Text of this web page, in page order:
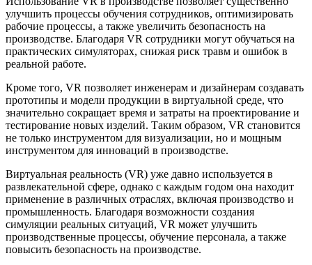
улучшить процессы обучения сотрудников, оптимизировать
рабочие процессы, а также увеличить безопасность на
производстве. Благодаря VR сотрудники могут обучаться на
практических симуляторах, снижая риск травм и ошибок в
реальной работе.
Кроме того, VR позволяет инженерам и дизайнерам создавать
прототипы и модели продукции в виртуальной среде, что
значительно сокращает время и затраты на проектирование и
тестирование новых изделий. Таким образом, VR становится
не только инструментом для визуализации, но и мощным
инструментом для инноваций в производстве.
Виртуальная реальность (VR) уже давно используется в
развлекательной сфере, однако с каждым годом она находит
применение в различных отраслях, включая производство и
промышленность. Благодаря возможности создания
симуляции реальных ситуаций, VR может улучшить
производственные процессы, обучение персонала, а также
повысить безопасность на производстве.